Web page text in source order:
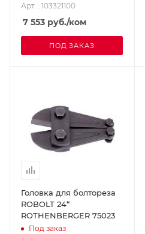
Арт. : 103321100
7 553 руб./ком
ПОД ЗАКАЗ
Головка для болтореза
ROBOLT 24“
ROTHENBERGER 75023
Под заказ